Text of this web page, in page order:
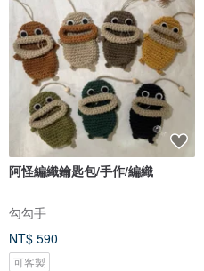
阿怪編織鑰匙包/手作/編織
勾勾手
NT$ 590
可客製